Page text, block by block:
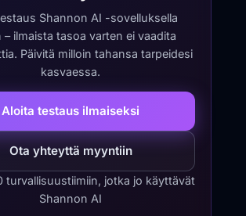
Shannon AI -sovelluksella
– ilmaista tasoa varten ei vaadita
Päivitä milloin tahansa tarpeidesi
kasvaessa.
Aloita testaus ilmaiseksi
Ota yhteyttä myyntiin
turvallisuustiimiin, jotka jo käyttävät
Shannon AI